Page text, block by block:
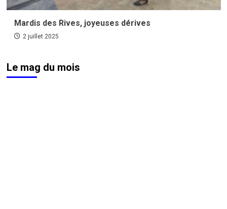
Mardis des Rives, joyeuses dérives
2 juillet 2025
Le mag du mois